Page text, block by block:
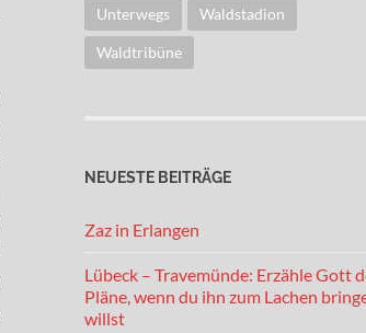
Unterwegs Waldstadion
Waldtribüne
NEUESTE BEITRÄGE
Zaz in Erlangen
Lübeck – Travemünde: Erzähle Gott
Pläne, wenn du ihn zum Lachen
willst